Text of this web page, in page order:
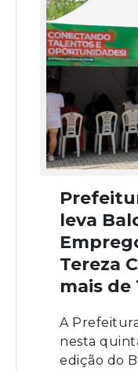
leva
Tereza
mais de
A
nesta
edição do